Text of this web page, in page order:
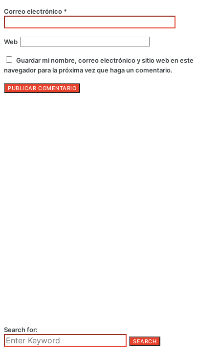
Correo electrónico *
Web
Guardar mi nombre, correo electrónico y sitio web en este
navegador para la próxima vez que haga un comentario.
Search for:
SEARCH